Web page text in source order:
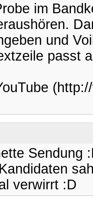
im
und
passt
Sendung
verwirrt :D